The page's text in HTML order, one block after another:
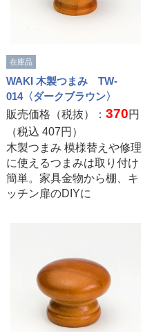
在庫品
WAKI 木製つまみ TW-
014〈ダークブラウン〉
販売価格（税抜）： 370円
（税込 407円）
木製つまみ 模様替えや修理
に使えるつまみは取り付け
簡単。家具金物から棚、キ
ッチン扉のDIYに